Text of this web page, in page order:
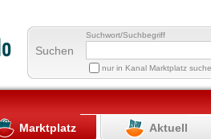
Suchen
Suchwort/Suchbegriff
nur in Kanal Marktplatz
Marktplatz Aktuell